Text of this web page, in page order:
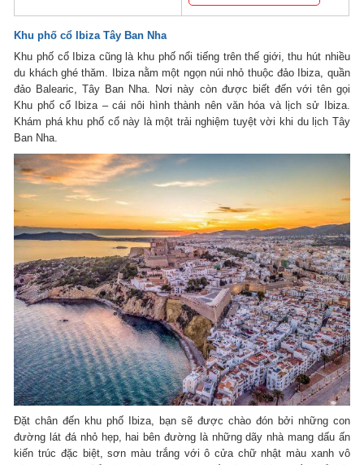
Khu phố cổ Ibiza Tây Ban Nha
Khu phố cổ Ibiza cũng là khu phố nổi tiếng trên thế giới, thu hút nhiều
du khách ghé thăm. Ibiza nằm một ngọn núi nhỏ thuộc đảo Ibiza, quần
đảo Balearic, Tây Ban Nha. Nơi này còn được biết đến với tên gọi
Khu phố cổ Ibiza – cái nôi hình thành nên văn hóa và lịch sử Ibiza.
Khám phá khu phố cổ này là một trải nghiệm tuyệt vời khi du lịch Tây
Ban Nha.
Đặt chân đến khu phố Ibiza, bạn sẽ được chào đón bởi những con
đường lát đá nhỏ hẹp, hai bên đường là những dãy nhà mang dấu ấn
kiến trúc đặc biệt, sơn màu trắng với ô cửa chữ nhật màu xanh vô